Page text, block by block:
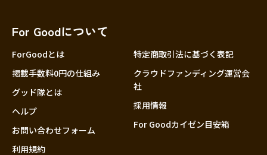
大分
For Goodについて
ForGoodとは
掲載手数料0円の仕組み
グッド隊とは
ヘルプ
お問い合わせフォーム
利用規約
特定商取引法に基づく表記
クラウドファンディング運営会
社
採用情報
For Goodカイゼン目安箱